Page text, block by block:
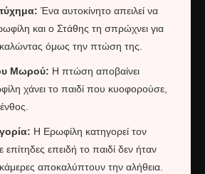
Ένα αυτοκίνητο απειλεί να
και ο Στάθης τη σπρώχνει για
όμως την πτώση της.
Μωρού: Η πτώση αποβαίνει
χάνει το παιδί που κυοφορούσε,
Η Ερωφίλη κατηγορεί τον
επίτηδες επειδή το παιδί δεν ήταν
αποκαλύπτουν την αλήθεια.